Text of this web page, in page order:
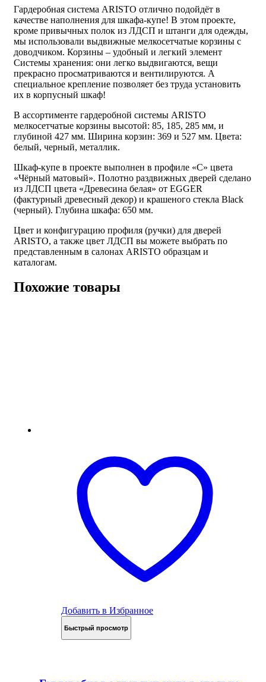
Гардеробная система ARISTO отлично подойдёт в
качестве наполнения для шкафа-купе! В этом проекте,
кроме привычных полок из ЛДСП и штанги для одежды,
мы использовали выдвижные мелкосетчатые корзины с
доводчиком. Корзины – удобный и легкий элемент
Системы хранения: они легко выдвигаются, вещи
прекрасно просматриваются и вентилируются. А
специальное крепление позволяет без труда установить
их в корпусный шкаф!
В ассортименте гардеробной системы ARISTO
мелкосетчатые корзины высотой: 85, 185, 285 мм, и
глубиной 427 мм. Ширина корзин: 369 и 527 мм. Цвета:
белый, черный, металлик.
Шкаф-купе в проекте выполнен в профиле «С» цвета
«Чёрный матовый». Полотно раздвижных дверей сделано
из ЛДСП цвета «Древесина белая» от EGGER
(фактурный древесный декор) и крашеного стекла Black
(черный). Глубина шкафа: 650 мм.
Цвет и конфигурацию профиля (ручки) для дверей
ARISTO, а также цвет ЛДСП вы можете выбрать по
представленным в салонах ARISTO образцам и
каталогам.
Похожие товары
Добавить в Избранное
Быстрый просмотр